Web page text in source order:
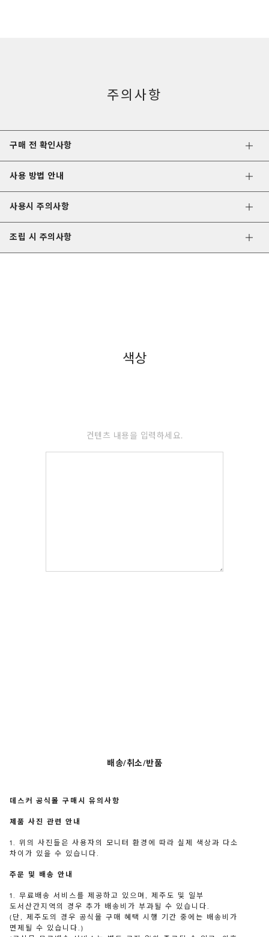
주의사항
구매 전 확인사항
사용 방법 안내
사용시 주의사항
조립 시 주의사항
색상
컨텐츠 내용을 입력하세요.
배송/취소/반품
데스커 공식몰 구매시 유의사항
제품 사진 관련 안내
1. 위의 사진들은 사용자의 모니터 환경에 따라 실제 색상과 다소
차이가 있을 수 있습니다.
주문 및 배송 안내
1. 무료배송 서비스를 제공하고 있으며, 제주도 및 일부
도서산간지역의 경우 추가 배송비가 부과될 수 있습니다.
(단, 제주도의 경우 공식몰 구매 혜택 시행 기간 중에는 배송비가
면제될 수 있습니다.)